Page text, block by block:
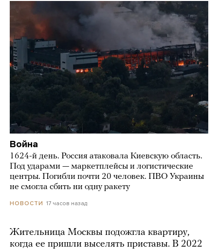
Война
1624-й день. Россия атаковала Киевскую область.
Под ударами — маркетплейсы и логистические
центры. Погибли почти 20 человек. ПВО Украины
не смогла сбить ни одну ракету
НОВОСТИ 17 часов назад
Жительница Москвы подожгла квартиру,
когда ее пришли выселять приставы. В 2022